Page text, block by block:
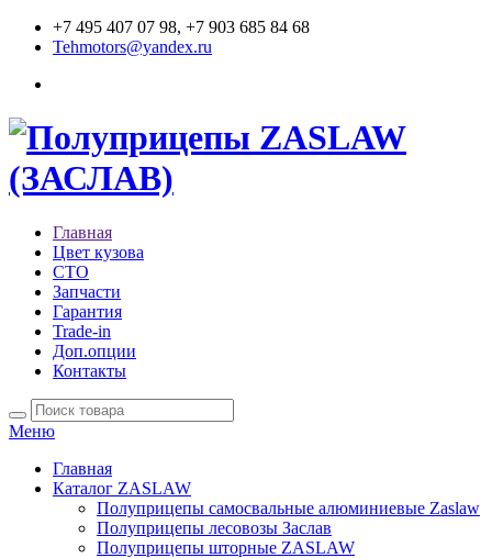
+7 495 407 07 98, +7 903 685 84 68
Tehmotors@yandex.ru
Главная
Цвет кузова
СТО
Запчасти
Гарантия
Trade-in
Доп.опции
Контакты
Меню
Главная
Каталог ZASLAW
Полуприцепы самосвальные алюминиевые Zaslaw
Полуприцепы лесовозы Заслав
Полуприцепы шторные ZASLAW